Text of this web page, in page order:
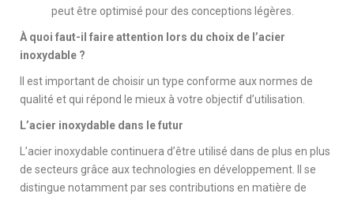
peut être optimisé pour des conceptions légères.
À quoi faut-il faire attention lors du choix de l’acier
inoxydable ?
Il est important de choisir un type conforme aux normes de
qualité et qui répond le mieux à votre objectif d’utilisation.
L’acier inoxydable dans le futur
L’acier inoxydable continuera d’être utilisé dans de plus en plus
de secteurs grâce aux technologies en développement. Il se
distingue notamment par ses contributions en matière de